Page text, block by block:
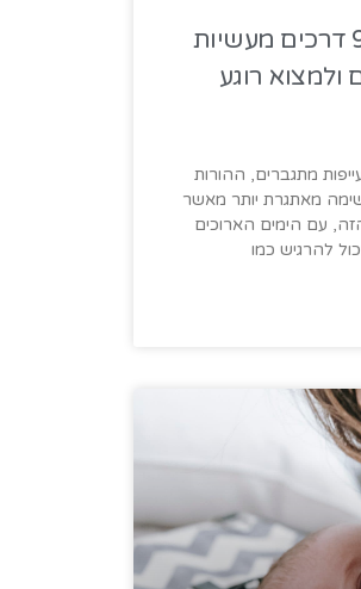
שחיקה הורית: 9 דרכים מעשיות
רוגע
מתגברים, ההורות
מאתגרת יותר מאשר
עם הימים הארוכים
להרגיש כמו